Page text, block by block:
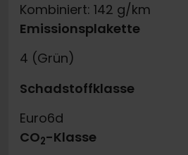
Kombiniert: 142 g/km
Emissionsplakette
4 (Grün)
Schadstoffklasse
Euro6d
CO2-Klasse